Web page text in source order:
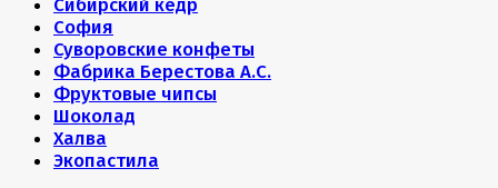
Сибирский кедр
София
Суворовские конфеты
Фабрика Берестова А.С.
Фруктовые чипсы
Шоколад
Халва
Экопастила